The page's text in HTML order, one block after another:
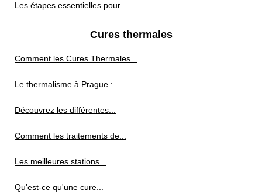
Les étapes essentielles pour...
Cures thermales
Comment les Cures Thermales...
Le thermalisme à Prague :...
Découvrez les différentes...
Comment les traitements de...
Les meilleures stations...
Qu'est-ce qu'une cure...